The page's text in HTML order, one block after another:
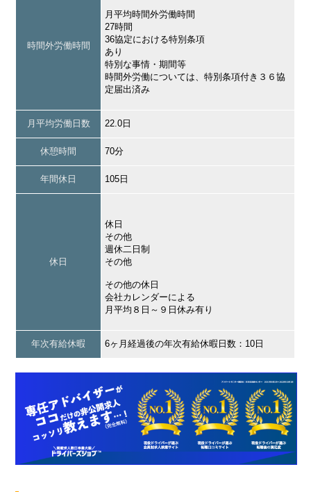
時間外労働時間
月平均時間外労働時間
27時間
36協定における特別条項
あり
特別な事情・期間等
時間外労働については、特別条項付き３６協
定届出済み
月平均労働日数 22.0日
休憩時間 70分
年間休日 105日
休日
休日
その他
週休二日制
その他
その他の休日
会社カレンダーによる
月平均８日～９日休み有り
年次有給休暇 6ヶ月経過後の年次有給休暇日数：10日